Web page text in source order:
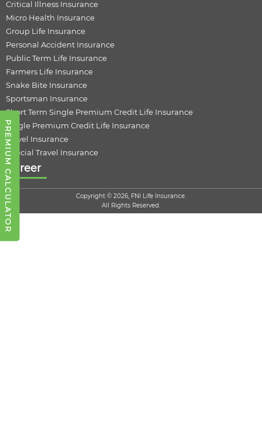
PREMIUM CALCULATOR
Critical Illness Insurance
Micro Health Insurance
Group Life Insurance
Personal Accident Insurance
Public Term Life Insurance
Farmers Life Insurance
Snake Bite Insurance
Sportsman Insurance
Short Term Single Premium Credit Life Insurance
Single Premium Credit Life Insurance
Travel Insurance
Special Travel Insurance
Career
Copyright © 2026, FNI Life Insurance.
All Rights Reserved.